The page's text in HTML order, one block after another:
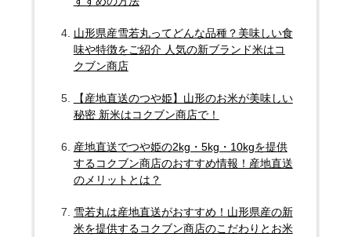
山形県産雪若丸ってどんな品種？美味しい食
味や特徴をご紹介 人気の新ブランド米はコ
クブン商店
【産地直送のつや姫】山形のお米が美味しい
秘密 新米はコクブン商店で！
産地直送でつや姫の2kg・5kg・10kgを提供
するコクブン商店のおすすめ情報！産地直送
のメリットとは？
雪若丸は産地直送がおすすめ！山形県産の新
米を提供するコクブン商店のこだわりとお米